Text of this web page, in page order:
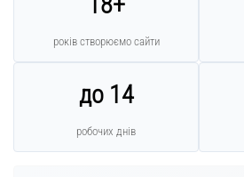
років створюємо сайти
до 14
робочих днів